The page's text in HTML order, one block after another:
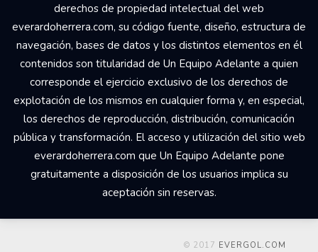
derechos de propiedad intelectual del web
everardoherrera.com, su código fuente, diseño, estructura de
navegación, bases de datos y los distintos elementos en él
contenidos son titularidad de Un Equipo Adelante a quien
corresponde el ejercicio exclusivo de los derechos de
explotación de los mismos en cualquier forma y, en especial,
los derechos de reproducción, distribución, comunicación
pública y transformación. El acceso y utilización del sitio web
everardoherrera.com que Un Equipo Adelante pone
gratuitamente a disposición de los usuarios implica su
aceptación sin reservas.
© 2017 EVERGOL.COM